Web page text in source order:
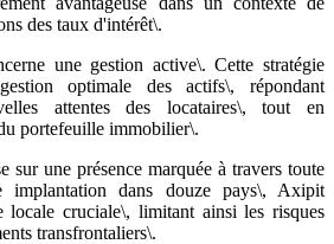
des taux d'intérêt\.
une gestion active\. Cette stratégie
optimale des actifs\, répondant
attentes des locataires\, tout en
portefeuille immobilier\.
sur une présence marquée à travers toute
implantation dans douze pays\, Axipit
locale cruciale\, limitant ainsi les risques
transfrontaliers\.